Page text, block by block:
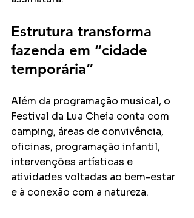
Estrutura transforma
fazenda em “cidade
temporária”
Além da programação musical, o
Festival da Lua Cheia conta com
camping, áreas de convivência,
oficinas, programação infantil,
intervenções artísticas e
atividades voltadas ao bem-estar
e à conexão com a natureza.